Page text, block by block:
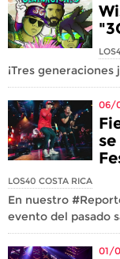
¡Tres generaciones
06/
LOS40 COSTA RICA
En nuestro
evento del pasado
01/